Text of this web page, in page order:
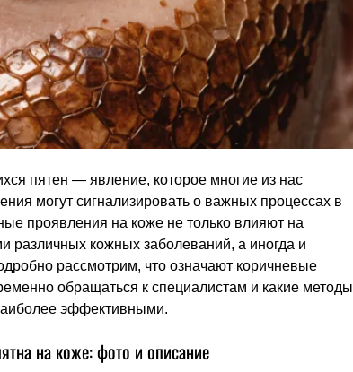
пятен — явление, которое многие из нас
могут сигнализировать о важных процессах в
проявления на коже не только влияют на
различных кожных заболеваний, а иногда и
рассмотрим, что означают коричневые
обращаться к специалистам и какие методы
эффективными.
на коже: фото и описание